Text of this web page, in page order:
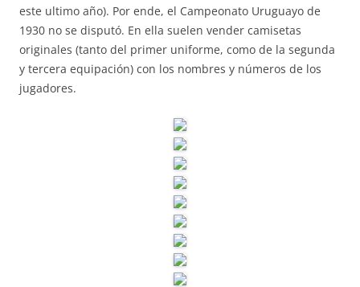
este ultimo año). Por ende, el Campeonato Uruguayo de
1930 no se disputó. En ella suelen vender camisetas
originales (tanto del primer uniforme, como de la segunda
y tercera equipación) con los nombres y números de los
jugadores.